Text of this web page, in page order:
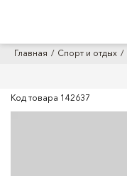
Главная Спорт и отдых
Код товара 142637